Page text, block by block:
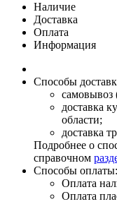
Наличие
Доставка
Оплата
Информация
Способы
самовывоз
доставка
области;
доставка
Подробнее о
справочном
Способы оплаты:
Оплата
Оплата